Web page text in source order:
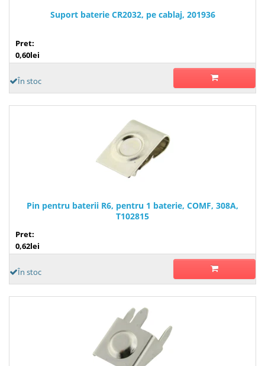
Suport baterie CR2032, pe cablaj, 201936
Pret:
0,60lei
În stoc
Pin pentru baterii R6, pentru 1 baterie, COMF, 308A,
T102815
Pret:
0,62lei
În stoc